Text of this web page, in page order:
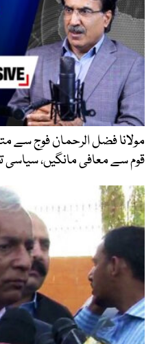
مولانا فضل الرحمان فوج سے
قوم سے معافی مانگیں، سیاسی